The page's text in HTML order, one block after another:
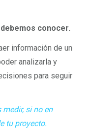
conocer.
información de un
analizarla y
para seguir
medir, si no en
tu proyecto.